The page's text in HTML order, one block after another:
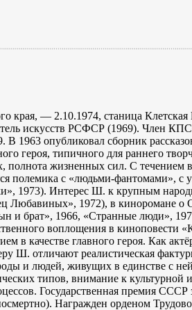
— 2.10.1974, станица Клетская
искусств РСФСР (1969). Член
1963 опубликовал сборник
героя, типичного для раннего
полнота жизненных сил. С течением
полемика с «людьми-фантомами»,
1973). Интерес Ш. к крупным
1972), в киноромане о
и брат», 1966, «Странные люди»,
воплощения в киноповести
в качестве главного героя. Как
отличают реалистическая
и людей, живущих в единстве с
типов, внимание к
Государственная премия
Награжден орденом